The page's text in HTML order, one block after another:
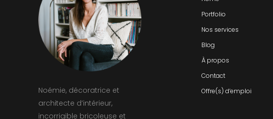
Noémie, décoratrice et
architecte d’intérieur,
incorrigible bricoleuse et
Portfolio
Nos services
Blog
À propos
Contact
Offre(s) d’emploi